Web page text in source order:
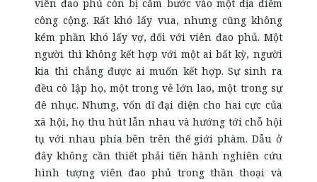
viên đao phủ còn bị cấm bước vào một địa điểm
công cộng. Rất khó lấy vua, nhưng cũng không
kém phần khó lấy vợ, đối với viên đao phủ. Một
người thì không kết hợp với một ai bất kỳ, người
kia thì chẳng được ai muốn kết hợp. Sự sinh ra
đều cô lập họ, một trong vẻ lớn lao, một trong sự
đê nhục. Nhưng, vốn dĩ đại diện cho hai cực của
xã hội, họ thu hút lẫn nhau và hướng tới chỗ hội
tụ với nhau phía bên trên thế giới phàm. Dẫu ở
đây không cần thiết phải tiến hành nghiên cứu
hình tượng viên đao phủ trong thần thoại và